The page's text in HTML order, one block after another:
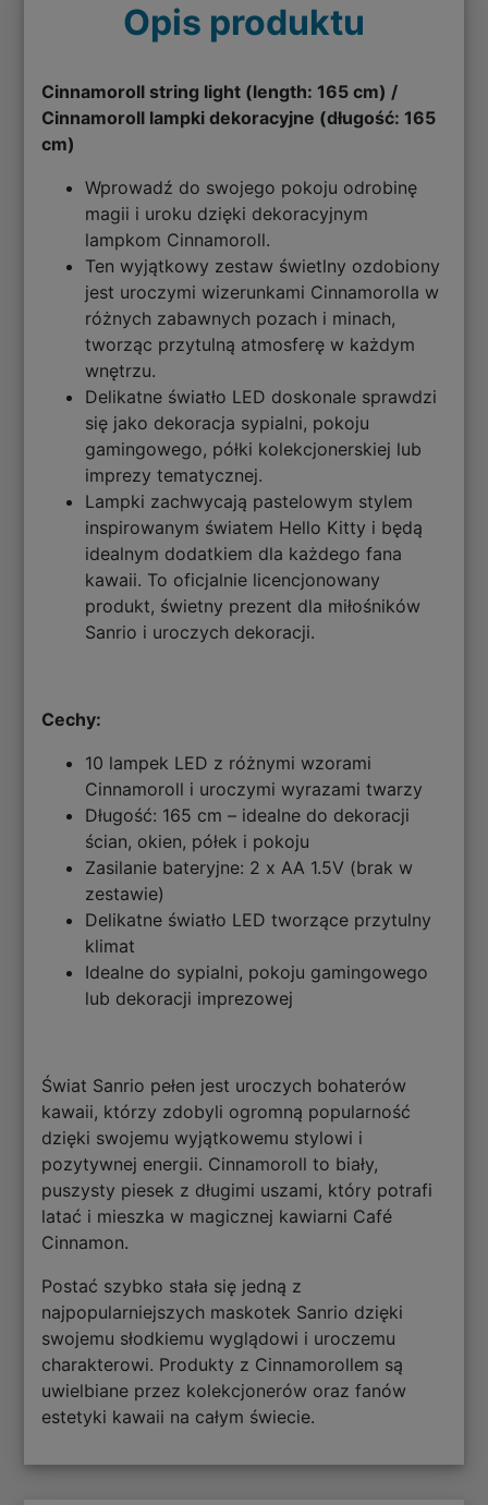
Opis produktu
Cinnamoroll string light (length: 165 cm) /
Cinnamoroll lampki dekoracyjne (długość: 165
cm)
Wprowadź do swojego pokoju odrobinę
magii i uroku dzięki dekoracyjnym
lampkom Cinnamoroll.
Ten wyjątkowy zestaw świetlny ozdobiony
jest uroczymi wizerunkami Cinnamorolla w
różnych zabawnych pozach i minach,
tworząc przytulną atmosferę w każdym
wnętrzu.
Delikatne światło LED doskonale sprawdzi
się jako dekoracja sypialni, pokoju
gamingowego, półki kolekcjonerskiej lub
imprezy tematycznej.
Lampki zachwycają pastelowym stylem
inspirowanym światem Hello Kitty i będą
idealnym dodatkiem dla każdego fana
kawaii. To oficjalnie licencjonowany
produkt, świetny prezent dla miłośników
Sanrio i uroczych dekoracji.
Cechy:
10 lampek LED z różnymi wzorami
Cinnamoroll i uroczymi wyrazami twarzy
Długość: 165 cm – idealne do dekoracji
ścian, okien, półek i pokoju
Zasilanie bateryjne: 2 x AA 1.5V (brak w
zestawie)
Delikatne światło LED tworzące przytulny
klimat
Idealne do sypialni, pokoju gamingowego
lub dekoracji imprezowej
Świat Sanrio pełen jest uroczych bohaterów
kawaii, którzy zdobyli ogromną popularność
dzięki swojemu wyjątkowemu stylowi i
pozytywnej energii. Cinnamoroll to biały,
puszysty piesek z długimi uszami, który potrafi
latać i mieszka w magicznej kawiarni Café
Cinnamon.
Postać szybko stała się jedną z
najpopularniejszych maskotek Sanrio dzięki
swojemu słodkiemu wyglądowi i uroczemu
charakterowi. Produkty z Cinnamorollem są
uwielbiane przez kolekcjonerów oraz fanów
estetyki kawaii na całym świecie.